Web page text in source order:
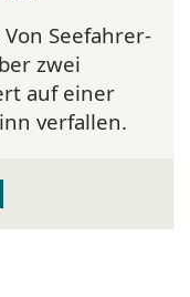
Von Seefahrer-
zwei
auf einer
verfallen.